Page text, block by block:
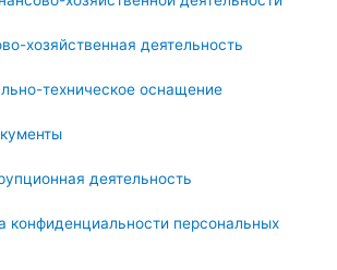
хозяйственная деятельность
техническое оснащение
деятельность
конфиденциальности персональных